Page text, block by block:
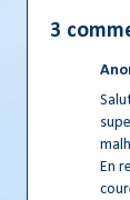
3
En